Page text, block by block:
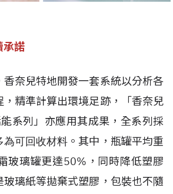
承諾
奈兒特地開發一套系統以分析各
精準計算出環境足跡，「香奈兒
系列」亦應用其成果，全系列採
為可回收材料 。其中，瓶罐平均重
玻璃罐更達50%，同時降低塑膠
璃紙等拋棄式塑膠，包裝也不隨